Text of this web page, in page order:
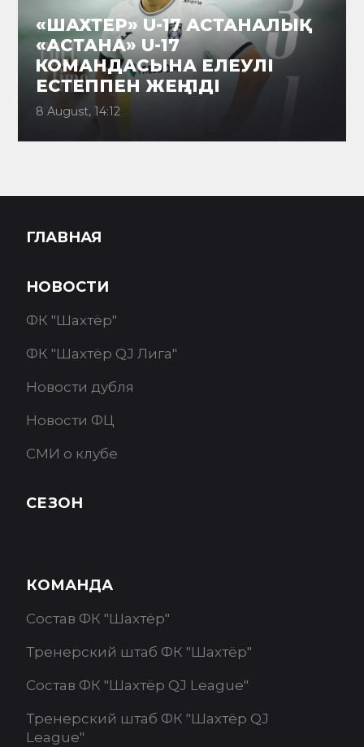
«ШАХТЕР» U-17 АСТАНАЛЫҚ
«АСТАНА» U-17
КОМАНДАСЫНА ЕЛЕУЛІ
ЕСТЕППЕН ЖЕҢІЛДІ
8 August, 14:12
ГЛАВНАЯ
НОВОСТИ
ФК "Шахтёр"
ФК "Шахтёр QJ Лига"
Новости дубля
Новости ФЦ
СМИ о клубе
СЕЗОН
КОМАНДА
Состав ФК "Шахтёр"
Тренерский штаб ФК "Шахтёр"
Состав ФК "Шахтёр QJ League"
Тренерский штаб ФК "Шахтёр QJ
League"